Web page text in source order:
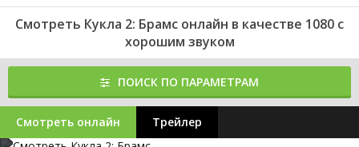
Смотреть Кукла 2: Брамс онлайн в качестве 1080 с
хорошим звуком
ПОИСК ПО ПАРАМЕТРАМ
Смотреть онлайн Трейлер